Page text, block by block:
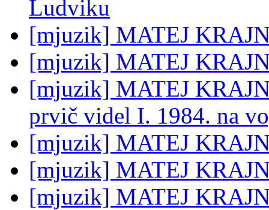
Ludviku
[mjuzik] MATEJ
[mjuzik] MATEJ
[mjuzik] MATEJ
prvič videl I. 1984. na
[mjuzik] MATEJ
[mjuzik] MATEJ
[mjuzik] MATEJ